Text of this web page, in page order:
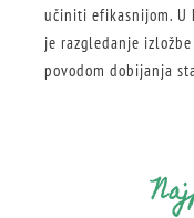
učiniti efikasnijom. U
je razgledanje
povodom dobijanja